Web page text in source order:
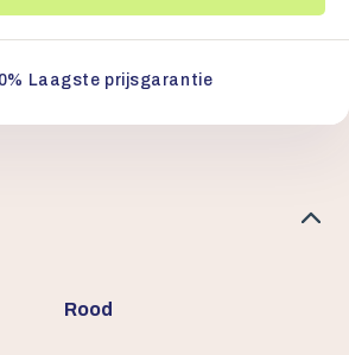
Laagste prijsgarantie
Rood